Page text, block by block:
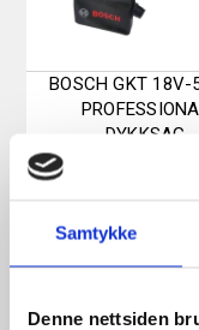
Samtykke
Denne nettsiden
BOSCH GKT 18V-
DYKKSAG